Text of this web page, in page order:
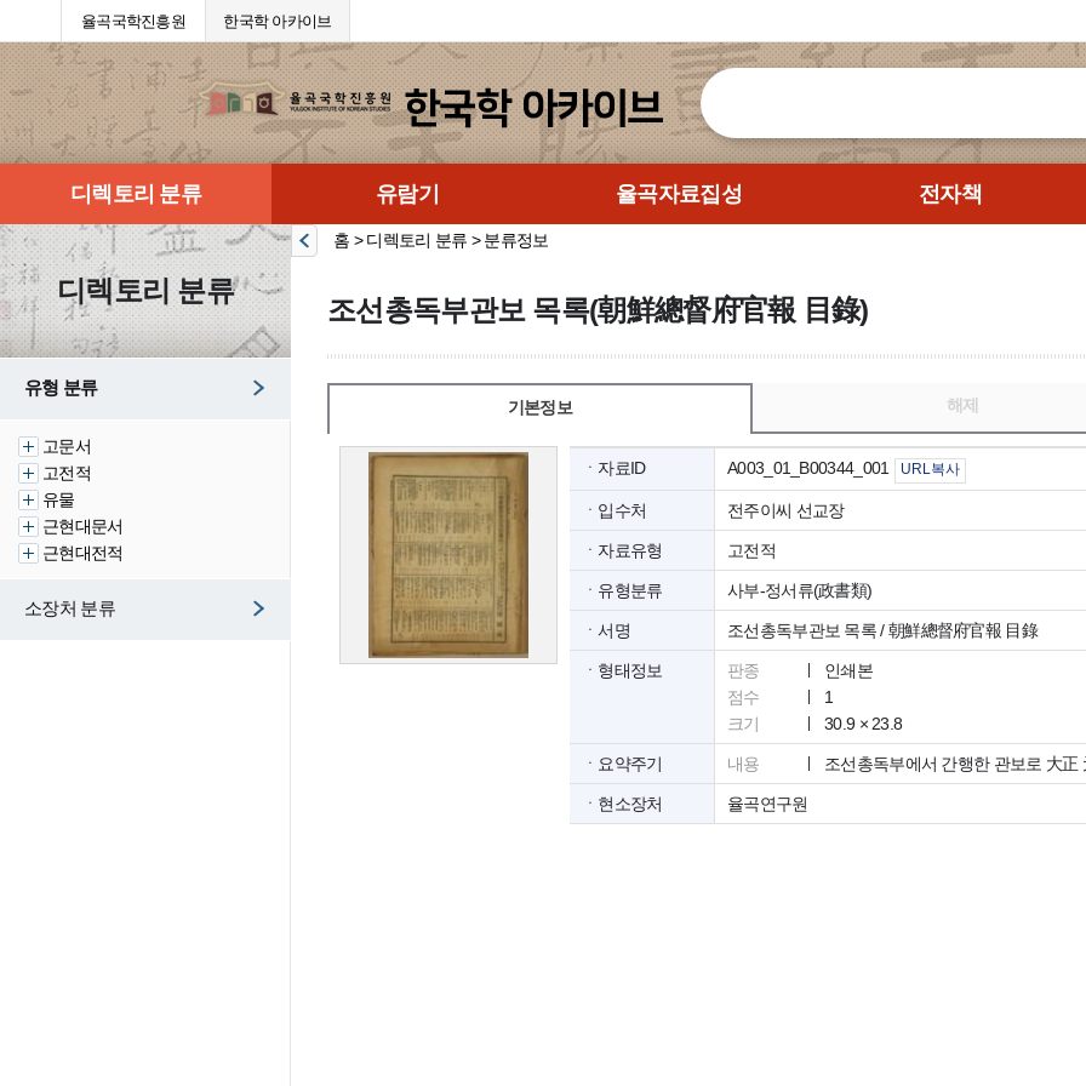
율곡국학진흥원 한국학 아카이브
디렉토리 분류 유람기 율곡자료집성 전자책
디렉토리 분류
유형 분류
고문서
고전적
유물
근현대문서
근현대전적
소장처 분류
홈 > 디렉토리 분류 > 분류정보
조선총독부관보 목록(朝鮮總督府官報 目錄)
기본정보 해제
ㆍ자료ID A003_01_B00344_001 URL복사
ㆍ입수처 전주이씨 선교장
ㆍ자료유형 고전적
ㆍ유형분류 사부-정서류(政書類)
ㆍ서명 조선총독부관보 목록 / 朝鮮總督府官報 目錄
ㆍ형태정보 판종
인쇄본
점수
1
크기
30.9 × 23.8
ㆍ요약주기 내용 조선총독부에서 간행한 관보로 大正
ㆍ현소장처 율곡연구원